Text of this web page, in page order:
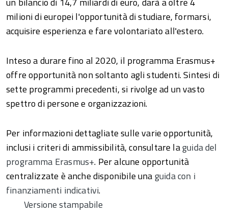
milioni di europei l'opportunità di studiare, formarsi,
acquisire esperienza e fare volontariato all'estero.
Inteso a durare fino al 2020, il programma Erasmus+
offre opportunità non soltanto agli studenti. Sintesi di
sette programmi precedenti, si rivolge ad un vasto
spettro di persone e organizzazioni.
Per informazioni dettagliate sulle varie opportunità,
inclusi i criteri di ammissibilità, consultare laguida del
programma Erasmus+. Per alcune opportunità
centralizzate è anche disponibile unaguida con i
finanziamenti indicativi.
Versione stampabile